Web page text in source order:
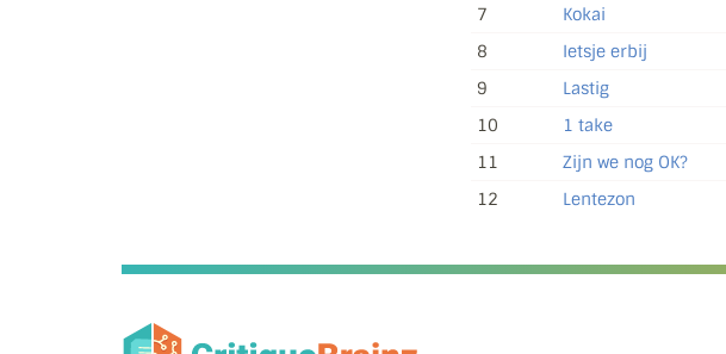
7
Kokai
8
Ietsje erbij
9
Lastig
10
1 take
11
Zijn we nog OK?
12
Lentezon